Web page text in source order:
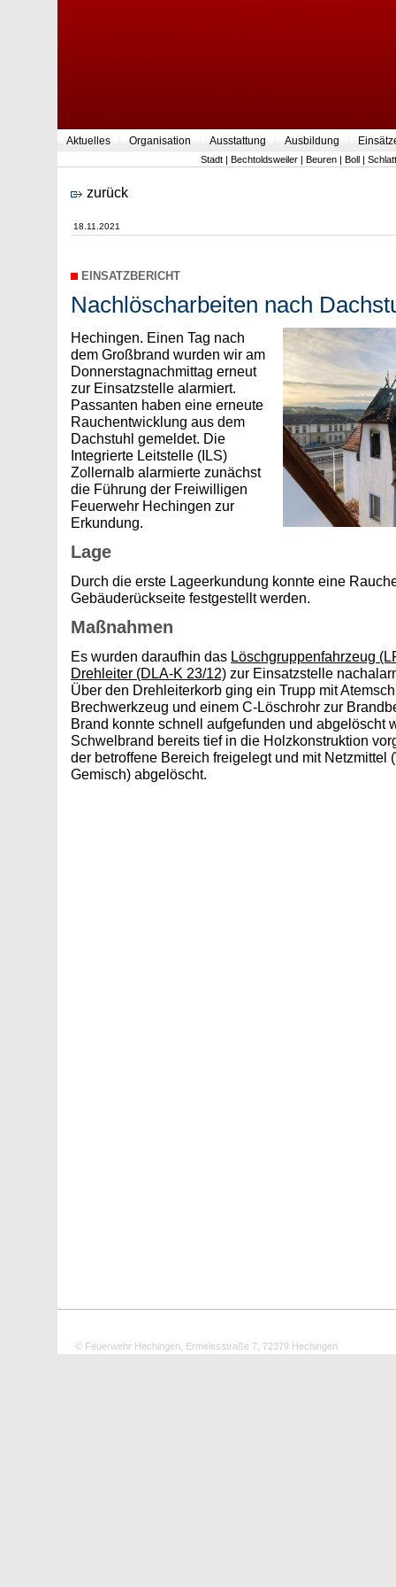
Aktuelles Organisation Ausstattung Ausbildung
Stadt | Bechtoldsweiler | Beuren | Boll | Schlatt
zurück
18.11.2021
EINSATZBERICHT
Nachlöscharbeiten nach
Hechingen. Einen Tag nach
dem Großbrand wurden wir am
Donnerstagnachmittag erneut
zur Einsatzstelle alarmiert.
Passanten haben eine erneute
Rauchentwicklung aus dem
Dachstuhl gemeldet. Die
Integrierte Leitstelle (ILS)
Zollernalb alarmierte zunächst
die Führung der Freiwilligen
Feuerwehr Hechingen zur
Erkundung.
Lage
Durch die erste Lageerkundung konnte eine
Gebäuderückseite festgestellt werden.
Maßnahmen
Es wurden daraufhin das Löschgruppenfahrzeug
Drehleiter (DLA-K 23/12) zur Einsatzstelle
Über den Drehleiterkorb ging ein Trupp mit
Brechwerkzeug und einem C-Löschrohr zur
Brand konnte schnell aufgefunden und abgelöscht
Schwelbrand bereits tief in die Holzkonstruktion
der betroffene Bereich freigelegt und mit Netzmittel
Gemisch) abgelöscht.
© Feuerwehr Hechingen, Ermelesstraße 7, 72379 Hechingen